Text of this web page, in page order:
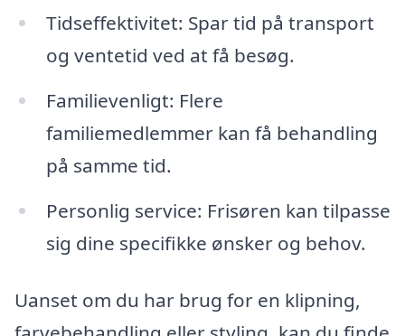
Tidseffektivitet: Spar tid på transport
og ventetid ved at få besøg.
Familievenligt: Flere
familiemedlemmer kan få behandling
på samme tid.
Personlig service: Frisøren kan tilpasse
sig dine specifikke ønsker og behov.
Uanset om du har brug for en klipning,